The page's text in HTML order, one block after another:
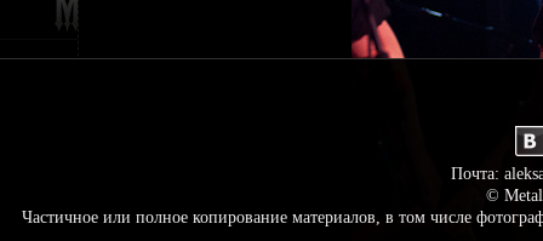
ГЛАВНАЯ
Почта:
©
Частичное или полное копирование материалов, в том числе